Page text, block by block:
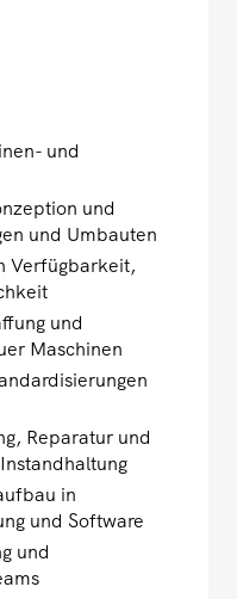
und
und
und Umbauten
Verfügbarkeit,
und
Maschinen
Reparatur und
in
und Software
und